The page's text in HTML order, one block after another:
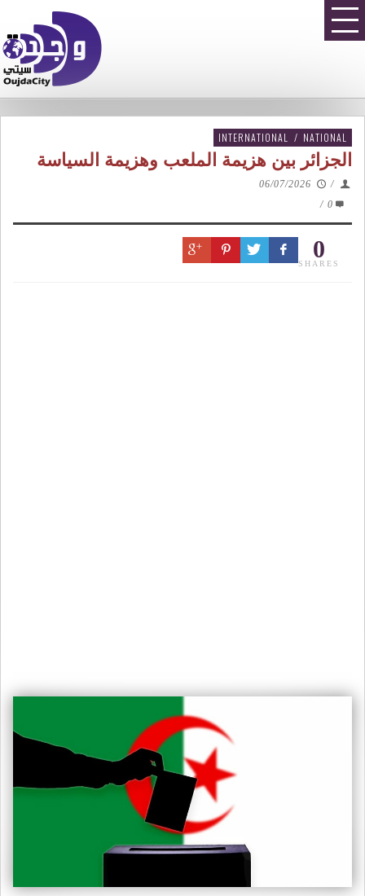
INTERNATIONAL / NATIONAL
الجزائر بين هزيمة الملعب وهزيمة السياسة
/
06/07/2026
0
/
0
SHARES